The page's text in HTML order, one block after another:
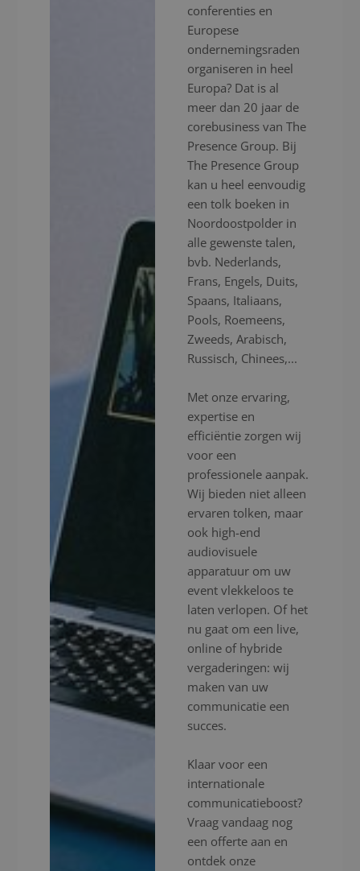
conferenties en
Europese
ondernemingsraden
organiseren in heel
Europa? Dat is al
meer dan 20 jaar de
corebusiness van The
Presence Group. Bij
The Presence Group
kan u heel eenvoudig
een tolk boeken in
Noordoostpolder in
alle gewenste talen,
bvb. Nederlands,
Frans, Engels, Duits,
Spaans, Italiaans,
Pools, Roemeens,
Zweeds, Arabisch,
Russisch, Chinees,...
Met onze ervaring,
expertise en
efficiëntie zorgen wij
voor een
professionele aanpak.
Wij bieden niet alleen
ervaren tolken, maar
ook high-end
audiovisuele
apparatuur om uw
event vlekkeloos te
laten verlopen. Of het
nu gaat om een live,
online of hybride
vergaderingen: wij
maken van uw
communicatie een
succes.
Klaar voor een
internationale
communicatieboost?
Vraag vandaag nog
een offerte aan en
ontdek onze